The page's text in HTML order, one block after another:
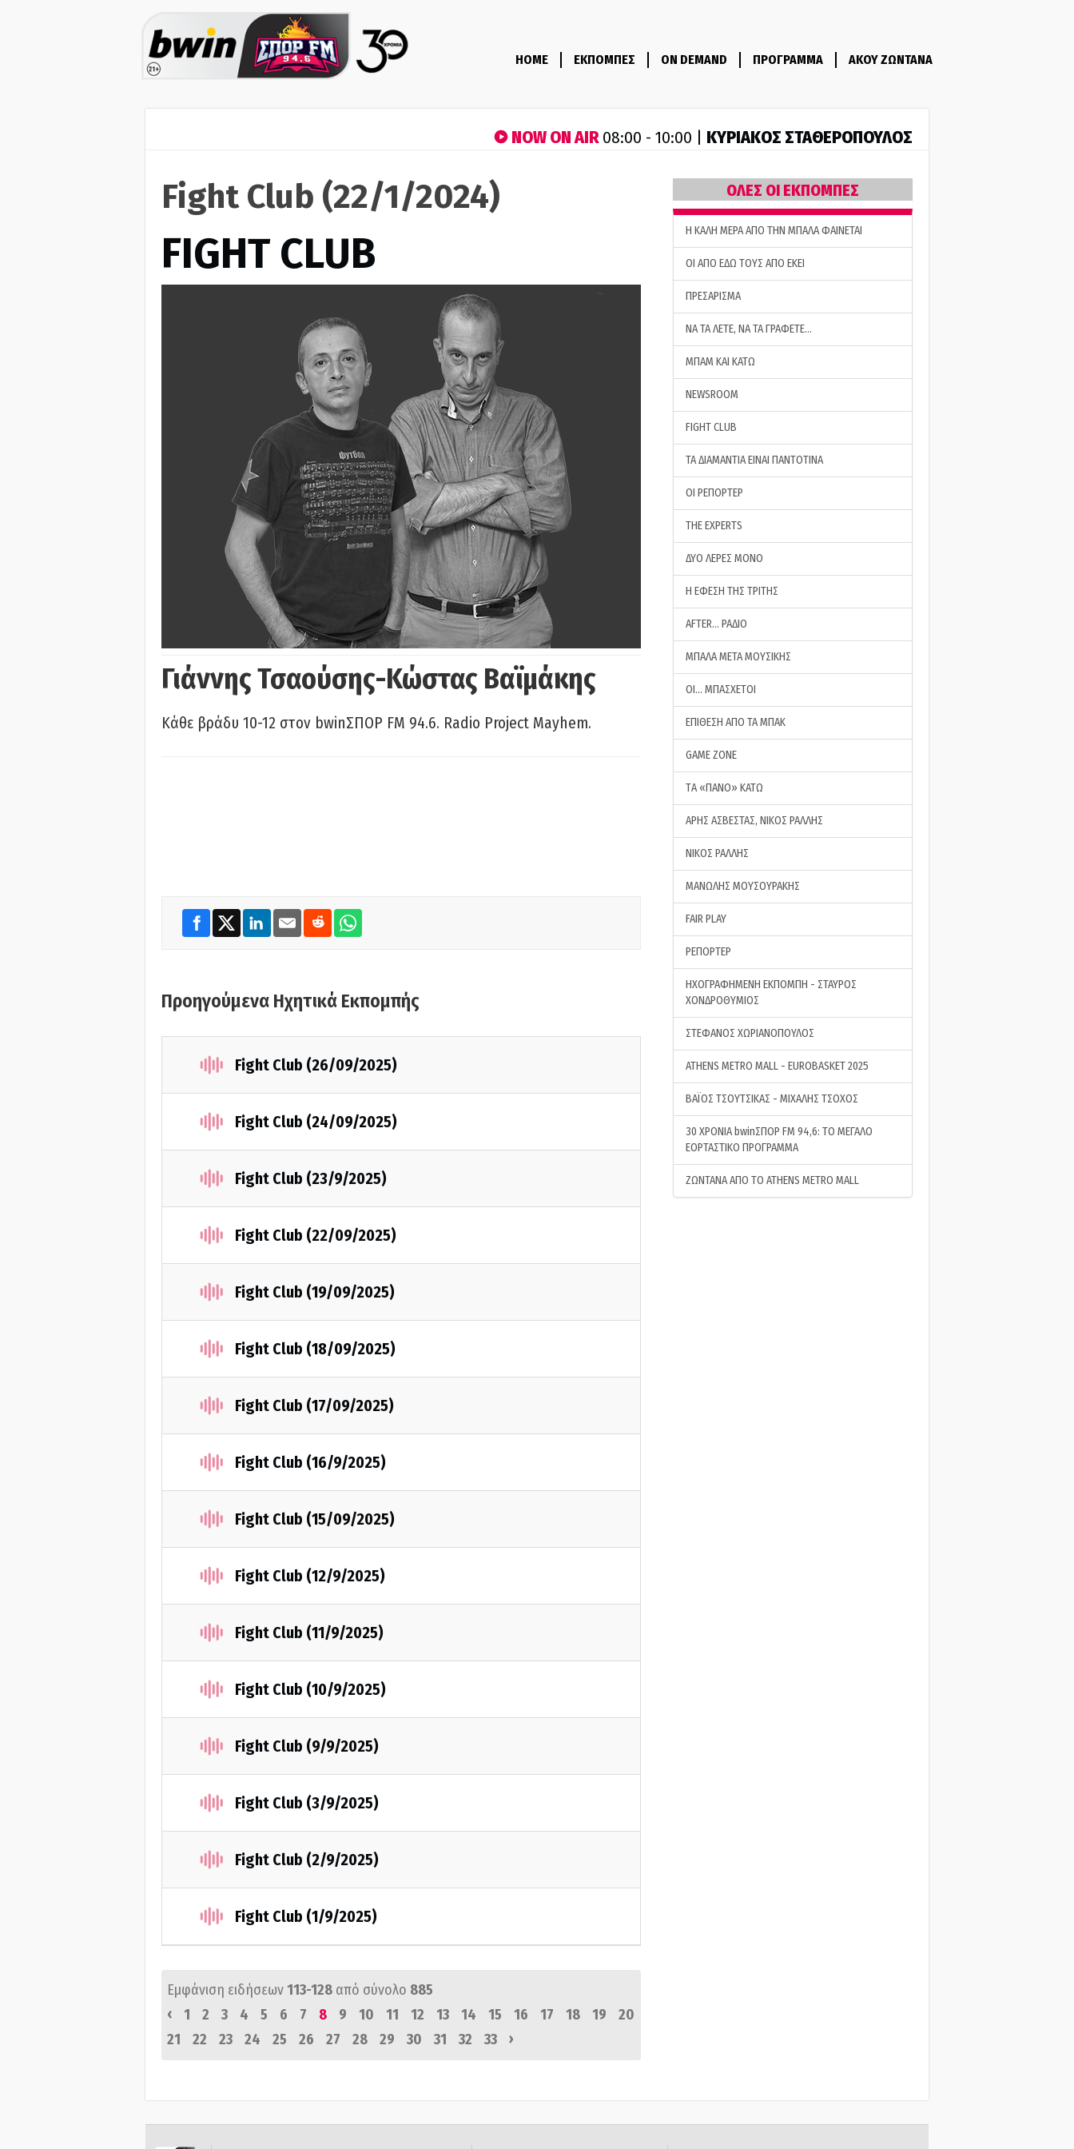
HOME ΕΚΠΟΜΠΕΣ ON DEMAND ΠΡΟΓΡΑΜΜΑ ΑΚΟΥ ΖΩΝΤΑΝΑ
NOW ON AIR08:00 - 10:00 | ΚΥΡΙΑΚΟΣ ΣΤΑΘΕΡΟΠΟΥΛΟΣ
Fight Club (22/1/2024)
FIGHT CLUB
Γιάννης Τσαούσης-Κώστας Βαϊμάκης
Κάθε βράδυ 10-12 στον bwinΣΠΟΡ FM 94.6. Radio Project Mayhem.
Προηγούμενα Ηχητικά Εκπομπής
Fight Club (26/09/2025)
Fight Club (24/09/2025)
Fight Club (23/9/2025)
Fight Club (22/09/2025)
Fight Club (19/09/2025)
Fight Club (18/09/2025)
Fight Club (17/09/2025)
Fight Club (16/9/2025)
Fight Club (15/09/2025)
Fight Club (12/9/2025)
Fight Club (11/9/2025)
Fight Club (10/9/2025)
Fight Club (9/9/2025)
Fight Club (3/9/2025)
Fight Club (2/9/2025)
Fight Club (1/9/2025)
Εμφάνιση ειδήσεων113-128 από σύνολο 885
‹
1 2 3 4 5 6 7 8 9 10 11 12 13 14 15 16 17 18 19
20
21
22 23 24 25 26 27 28 29 30 31 32 33 ›
ΟΛΕΣ ΟΙ ΕΚΠΟΜΠΕΣ
H ΚΑΛΗ ΜΕΡΑ ΑΠΟ ΤΗΝ ΜΠΑΛΑ ΦΑΙΝΕΤΑΙ
ΟΙ ΑΠΟ ΕΔΩ ΤΟΥΣ ΑΠΟ ΕΚΕΙ
ΠΡΕΣΑΡΙΣΜΑ
ΝΑ ΤΑ ΛΕΤΕ, ΝΑ ΤΑ ΓΡΑΦΕΤΕ…
ΜΠΑΜ ΚΑΙ ΚΑΤΩ
NEWSROOM
FIGHT CLUB
ΤΑ ΔΙΑΜΑΝΤΙΑ ΕΙΝΑΙ ΠΑΝΤΟΤΙΝΑ
ΟΙ ΡΕΠΟΡΤΕΡ
THE EXPERTS
ΔΥΟ ΛΕΡΕΣ ΜΟΝΟ
Η ΕΦΕΣΗ ΤΗΣ ΤΡΙΤΗΣ
AFTER… ΡΑΔΙΟ
ΜΠΑΛΑ ΜΕΤΑ ΜΟΥΣΙΚΗΣ
ΟΙ… ΜΠΑΣΧΕΤΟΙ
ΕΠΙΘΕΣΗ ΑΠΟ ΤΑ ΜΠΑΚ
GAME ZONE
ΤA «ΠΑΝΟ» ΚΑΤΩ
ΑΡΗΣ ΑΣΒΕΣΤΑΣ, ΝΙΚΟΣ ΡΑΛΛΗΣ
ΝΙΚΟΣ ΡΑΛΛΗΣ
ΜΑΝΩΛΗΣ ΜΟΥΣΟΥΡΑΚΗΣ
FAIR PLAY
ΡΕΠΟΡΤΕΡ
ΗΧΟΓΡΑΦΗΜΕΝΗ ΕΚΠΟΜΠΗ - ΣΤΑΥΡΟΣ
ΧΟΝΔΡΟΘΥΜΙΟΣ
ΣΤΕΦΑΝΟΣ ΧΩΡΙΑΝΟΠΟΥΛΟΣ
ATHENS METRO MALL - EUROBASKET 2025
ΒΑΪΟΣ ΤΣΟΥΤΣΙΚΑΣ - ΜΙΧΑΛΗΣ ΤΣΟΧΟΣ
30 ΧΡΟΝΙΑ bwinΣΠΟΡ FM 94,6: ΤΟ ΜΕΓΑΛΟ
ΕΟΡΤΑΣΤΙΚΟ ΠΡΟΓΡΑΜΜΑ
ΖΩΝΤΑΝΑ ΑΠΟ ΤΟ ATHENS METRO MALL